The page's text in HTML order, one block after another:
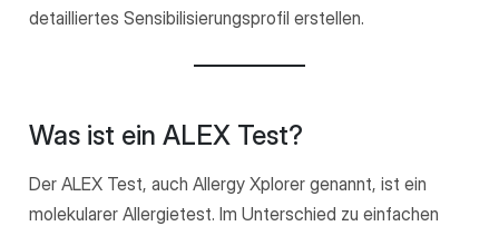
detailliertes Sensibilisierungsprofil erstellen.
Was ist ein ALEX Test?
Der ALEX Test, auch Allergy Xplorer genannt, ist ein
molekularer Allergietest. Im Unterschied zu einfachen